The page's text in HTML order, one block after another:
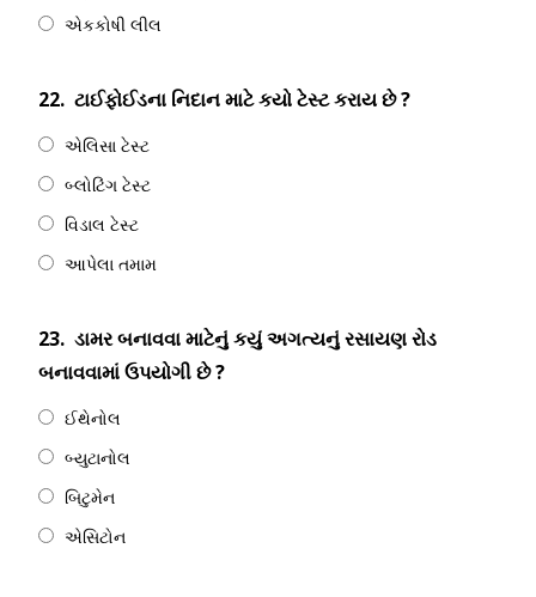
એકકોષી લીલ
22. ટાઈફોઈડના નિદાન માટે કયો ટેસ્ટ કરાય છે ?
એલિસા ટેસ્ટ
બ્લોટિંગ ટેસ્ટ
વિડાલ ટેસ્ટ
આપેલા તમામ
23. ડામર બનાવવા માટેનું કયું અગત્યનું રસાયણ રોડ
બનાવવામાં ઉપયોગી છે ?
ઈથેનોલ
બ્યુટાનોલ
બિટુમેન
એસિટોન